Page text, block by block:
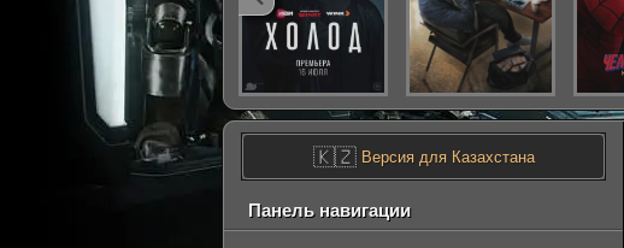
🇰🇿Версия для Казахстана
Панель навигации